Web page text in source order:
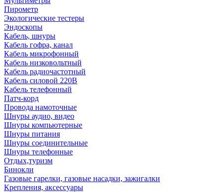
Пирометр
Экологические тестеры
Эндоскопы
Кабель, шнуры
Кабель гофра, канал
Кабель микрофонный
Кабель низковольтный
Кабель радиочастотный
Кабель силовой 220В
Кабель телефонный
Патч-корд
Провода намоточные
Шнуры аудио, видео
Шнуры компьютерные
Шнуры питания
Шнуры соединительные
Шнуры телефонные
Отдых,туризм
Бинокли
Газовые гарелки, газовые насадки, зажигалки
Крепления, аксессуары